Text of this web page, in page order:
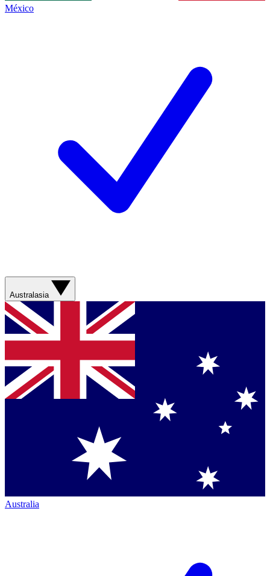
México
Australasia
Australia